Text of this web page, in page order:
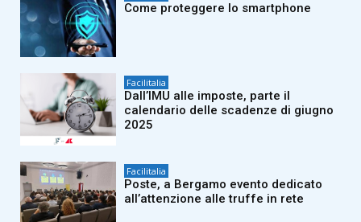
Come proteggere lo smartphone
Facilitalia
Dall’IMU alle imposte, parte il
calendario delle scadenze di giugno
2025
Facilitalia
Poste, a Bergamo evento dedicato
all’attenzione alle truffe in rete